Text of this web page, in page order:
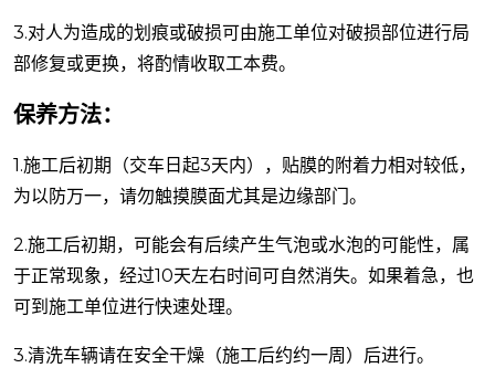
3.对人为造成的划痕或破损可由施工单位对破损部位进行局
部修复或更换，将酌情收取工本费。
保养方法：
1.施工后初期（交车日起3天内），贴膜的附着力相对较低，
为以防万一，请勿触摸膜面尤其是边缘部门。
2.施工后初期，可能会有后续产生气泡或水泡的可能性，属
于正常现象，经过10天左右时间可自然消失。如果着急，也
可到施工单位进行快速处理。
3.清洗车辆请在安全干燥（施工后约约一周）后进行。